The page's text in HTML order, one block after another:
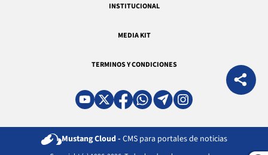
INSTITUCIONAL
MEDIA KIT
TERMINOS Y CONDICIONES
Mustang Cloud - CMS para portales de noticias